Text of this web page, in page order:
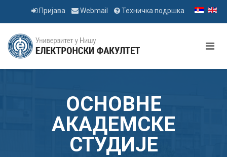
Пријава Webmail Техничка подршка
ОСНОВНЕ
АКАДЕМСКЕ
СТУДИЈЕ